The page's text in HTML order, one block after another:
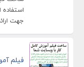
استفاده
جهت
فیلم